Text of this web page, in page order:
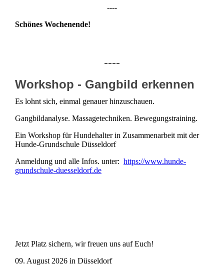
----
Schönes Wochenende!
----
Workshop - Gangbild erkennen
Es lohnt sich, einmal genauer hinzuschauen.
Gangbildanalyse. Massagetechniken. Bewegungstraining.
Ein Workshop für Hundehalter in Zusammenarbeit mit der
Hunde-Grundschule Düsseldorf
Anmeldung und alle Infos. unter: https://www.hunde-
grundschule-duesseldorf.de
Jetzt Platz sichern, wir freuen uns auf Euch!
09. August 2026 in Düsseldorf